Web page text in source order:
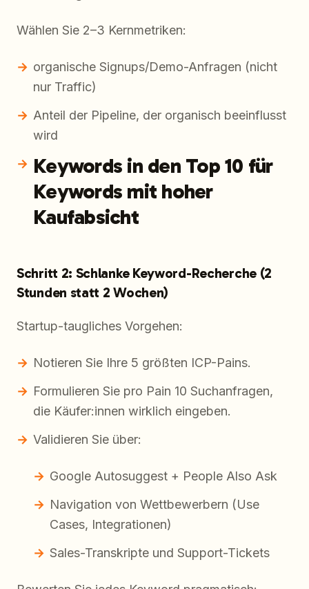
Wählen Sie 2–3 Kernmetriken:
organische Signups/Demo-Anfragen (nicht
nur Traffic)
Anteil der Pipeline, der organisch beeinflusst
wird
Keywords in den Top 10 für
Keywords mit hoher
Kaufabsicht
Schritt 2: Schlanke Keyword-Recherche (2
Stunden statt 2 Wochen)
Startup-taugliches Vorgehen:
Notieren Sie Ihre 5 größten ICP-Pains.
Formulieren Sie pro Pain 10 Suchanfragen,
die Käufer:innen wirklich eingeben.
Validieren Sie über:
Google Autosuggest + People Also Ask
Navigation von Wettbewerbern (Use
Cases, Integrationen)
Sales-Transkripte und Support-Tickets